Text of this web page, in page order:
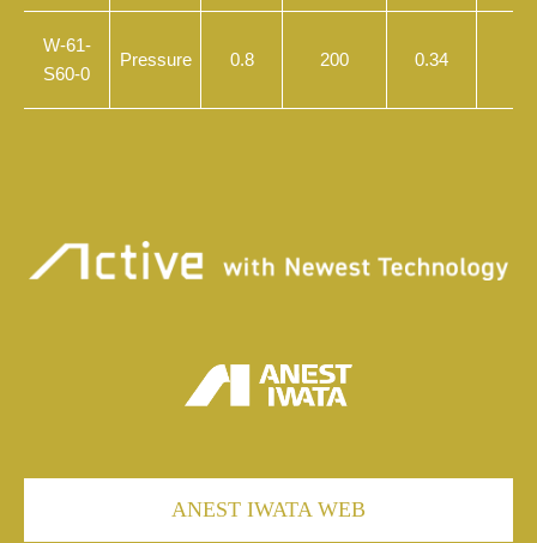
W-61-
S60-0
Pressure 0.8 200 0.34
ANEST IWATA WEB